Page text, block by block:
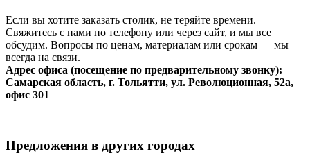
Если вы хотите заказать столик, не теряйте времени.
Свяжитесь с нами по телефону или через сайт, и мы все
обсудим. Вопросы по ценам, материалам или срокам — мы
всегда на связи.
Адрес офиса (посещение по предварительному звонку):
Самарская область, г. Тольятти, ул. ​Революционная, 52а,
офис 301
Предложения в других городах